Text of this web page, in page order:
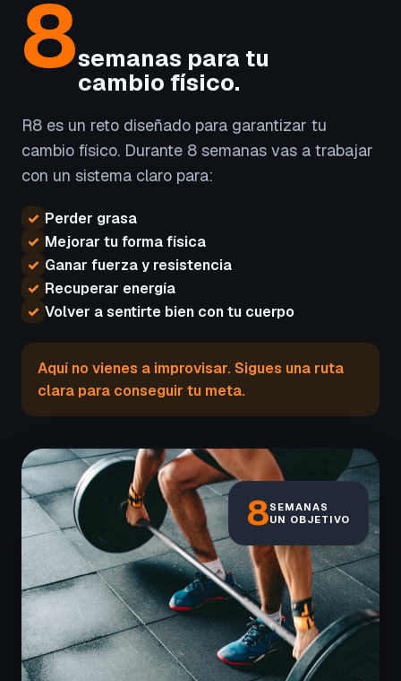
8semanas para tu
cambio físico.
R8 es un reto diseñado para garantizar tu
cambio físico. Durante 8 semanas vas a trabajar
con un sistema claro para:
✓ Perder grasa
✓ Mejorar tu forma física
✓ Ganar fuerza y resistencia
✓ Recuperar energía
✓ Volver a sentirte bien con tu cuerpo
Aquí no vienes a improvisar. Sigues una ruta
clara para conseguir tu meta.
8SEMANAS
UN OBJETIVO